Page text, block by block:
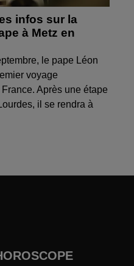
infos sur la
à Metz en
le pape Léon
voyage
Après une étape
il se rendra à